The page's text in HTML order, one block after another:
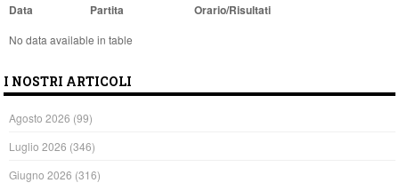
Data Partita Orario/Risultati
No data available in table
I NOSTRI ARTICOLI
Agosto 2026 (99)
Luglio 2026 (346)
Giugno 2026 (316)